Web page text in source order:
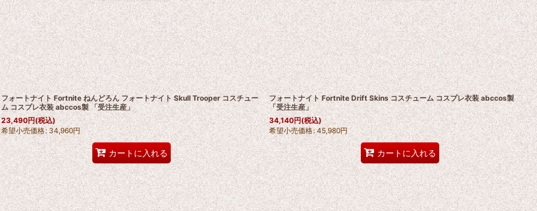
フォートナイト Fortnite ねんどろん フォートナイト Skull Trooper コスチュー
ム コスプレ衣装 abccos製 「受注生産」
23,490円(税込)
希望小売価格: 34,960円
カートに入れる
フォートナイト Fortnite Drift Skins コスチューム コスプレ衣装 abccos製
「受注生産」
34,140円(税込)
希望小売価格: 45,980円
カートに入れる